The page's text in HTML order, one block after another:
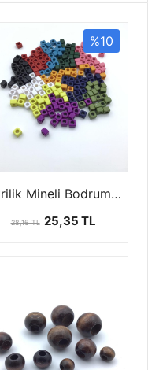
%10
Akrilik Mineli Bodrum Boncuğu (1 paket 10 Adet)
28,16 TL 25,35 TL